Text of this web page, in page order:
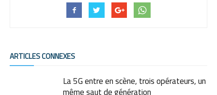
ARTICLES CONNEXES
La 5G entre en scène, trois opérateurs, un
même saut de génération